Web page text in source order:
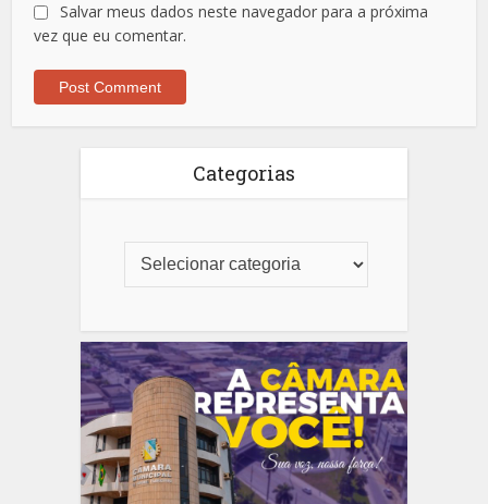
Salvar meus dados neste navegador para a próxima
vez que eu comentar.
Categorias